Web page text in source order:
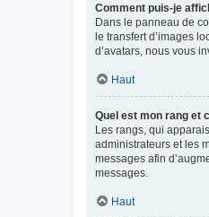
Comment puis-je
Dans le panneau de
le transfert d’images
d’avatars, nous vous
Haut
Quel est mon rang et
Les rangs, qui
administrateurs et les
messages afin
messages.
Haut